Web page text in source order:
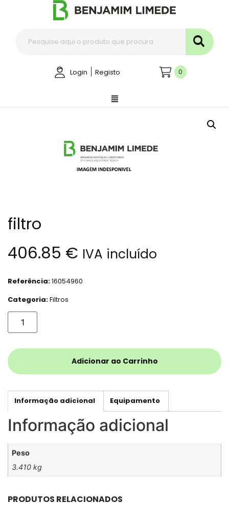
Login Registo 0
filtro
406.85 € IVA incluído
Referência:16054960
Categoria:Filtros
Adicionar ao Carrinho
Informação adicional Equipamento
Informação adicional
Peso
3.410 kg
PRODUTOS RELACIONADOS